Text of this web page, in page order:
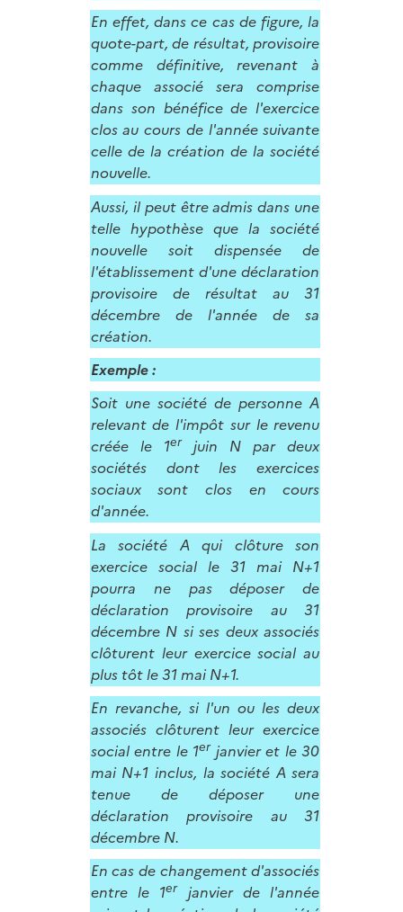
En effet, dans ce cas de figure, la
quote-part, de résultat, provisoire
comme définitive, revenant à
chaque associé sera comprise
dans son bénéfice de l'exercice
clos au cours de l'année suivante
celle de la création de la société
nouvelle.
Aussi, il peut être admis dans une
telle hypothèse que la société
nouvelle soit dispensée de
l'établissement d'une déclaration
provisoire de résultat au 31
décembre de l'année de sa
création.
Exemple :
Soit une société de personne A
relevant de l'impôt sur le revenu
créée le 1erjuin N par deux
sociétés dont les exercices
sociaux sont clos en cours
d'année.
La société A qui clôture son
exercice social le 31 mai N+1
pourra ne pas déposer de
déclaration provisoire au 31
décembre N si ses deux associés
clôturent leur exercice social au
plus tôt le 31 mai N+1.
En revanche, si l'un ou les deux
associés clôturent leur exercice
social entre le 1erjanvier et le 30
mai N+1 inclus, la société A sera
tenue de déposer une
déclaration provisoire au 31
décembre N.
En cas de changement d'associés
entre le 1erjanvier de l'année